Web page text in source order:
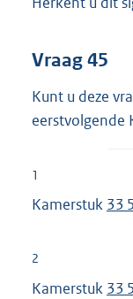
Vraag 45
Kunt u deze
eerstvolgende
1
Kamerstuk 33
2
Kamerstuk 33